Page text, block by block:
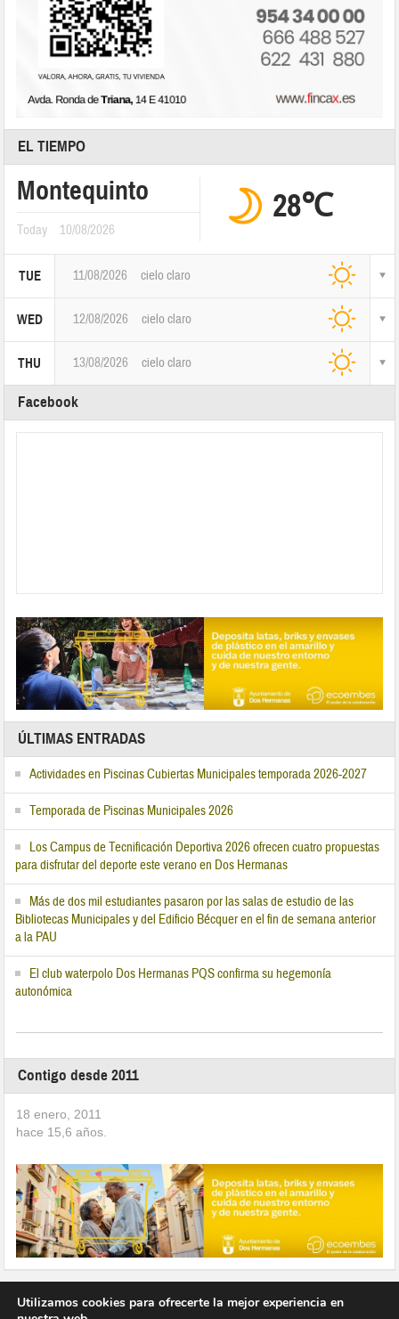
EL TIEMPO
Montequinto
Today 10/08/2026
28℃
TUE 11/08/2026 cielo claro
WED 12/08/2026 cielo claro
THU 13/08/2026 cielo claro
Facebook
ÚLTIMAS ENTRADAS
Actividades en Piscinas Cubiertas Municipales temporada 2026-2027
Temporada de Piscinas Municipales 2026
Los Campus de Tecnificación Deportiva 2026 ofrecen cuatro propuestas
para disfrutar del deporte este verano en Dos Hermanas
Más de dos mil estudiantes pasaron por las salas de estudio de las
Bibliotecas Municipales y del Edificio Bécquer en el fin de semana anterior
a la PAU
El club waterpolo Dos Hermanas PQS confirma su hegemonía
autonómica
Contigo desde 2011
18 enero, 2011
hace 15,6 años.
Utilizamos cookies para ofrecerte la mejor experiencia en